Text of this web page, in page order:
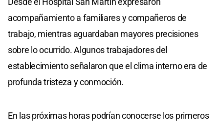
acompañamiento a familiares y compañeros de
trabajo, mientras aguardaban mayores precisiones
sobre lo ocurrido. Algunos trabajadores del
establecimiento señalaron que el clima interno era de
profunda tristeza y conmoción.
En las próximas horas podrían conocerse los primeros